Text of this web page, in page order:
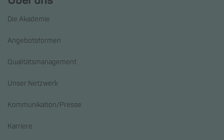
Die Akademie
Angebotsformen
Qualitätsmanagement
Unser Netzwerk
Kommunikation/Presse
Karriere